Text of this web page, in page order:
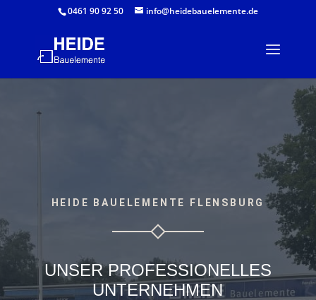
0461 90 92 50 info@heidebauelemente.de
HEIDE BAUELEMENTE FLENSBURG
UNSER PROFESSIONELLES
UNTERNEHMEN